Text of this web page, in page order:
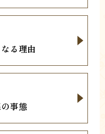
る理由
事態